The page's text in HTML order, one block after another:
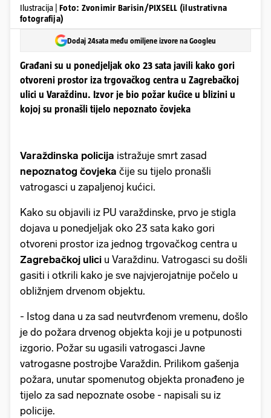
Ilustracija | Foto: Zvonimir Barisin/PIXSELL (ilustrativna
fotografija)
Dodaj 24sata među omiljene izvore na Googleu
Građani su u ponedjeljak oko 23 sata javili kako gori
otvoreni prostor iza trgovačkog centra u Zagrebačkoj
ulici u Varaždinu. Izvor je bio požar kućice u blizini u
kojoj su pronašli tijelo nepoznato čovjeka
Varaždinska policija istražuje smrt zasad
nepoznatog čovjeka čije su tijelo pronašli
vatrogasci u zapaljenoj kućici.
Kako su objavili iz PU varaždinske, prvo je stigla
dojava u ponedjeljak oko 23 sata kako gori
otvoreni prostor iza jednog trgovačkog centra u
Zagrebačkoj ulici u Varaždinu. Vatrogasci su došli
gasiti i otkrili kako je sve najvjerojatnije počelo u
obližnjem drvenom objektu.
- Istog dana u za sad neutvrđenom vremenu, došlo
je do požara drvenog objekta koji je u potpunosti
izgorio. Požar su ugasili vatrogasci Javne
vatrogasne postrojbe Varaždin. Prilikom gašenja
požara, unutar spomenutog objekta pronađeno je
tijelo za sad nepoznate osobe - napisali su iz
policije.